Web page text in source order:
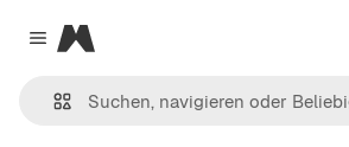
Close menu
Magnific